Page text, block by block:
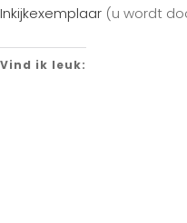
Inkijkexemplaar (u wordt
Vind ik leuk: